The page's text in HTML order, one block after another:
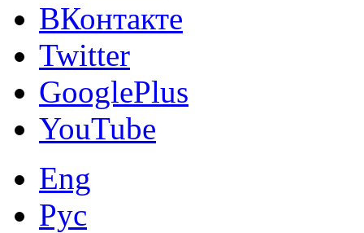
ВКонтакте
Twitter
GooglePlus
YouTube
Eng
Рус